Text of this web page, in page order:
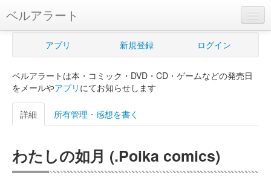
ベルアラート
ベルアラートとは
新規登録
ログイン
購入管理
アプリ 新規登録 ログイン
ベルアラートは本・コミック・DVD・CD・ゲームなどの発売日
をメールやアプリ にてお知らせします
詳細 所有管理・感想を書く
わたしの如月 (.Poika comics)